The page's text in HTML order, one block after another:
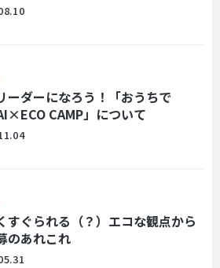
ーダーになろう！「おうちで
CAMP」について
すぐられる（？）エコな観点から
のあれこれ